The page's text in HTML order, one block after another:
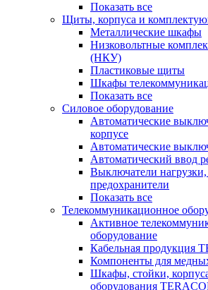
Показать все
Щиты, корпуса и
Металлические шкафы
Низковольтные
(НКУ)
Пластиковые щиты
Шкафы
Показать все
Силовое оборудование
Автоматические
корпусе
Автоматические
Автоматический ввод
Выключатели
предохранители
Показать все
Телекоммуникационное
Активное
оборудование
Кабельная продукция
Компоненты для
Шкафы, стойки,
оборудования